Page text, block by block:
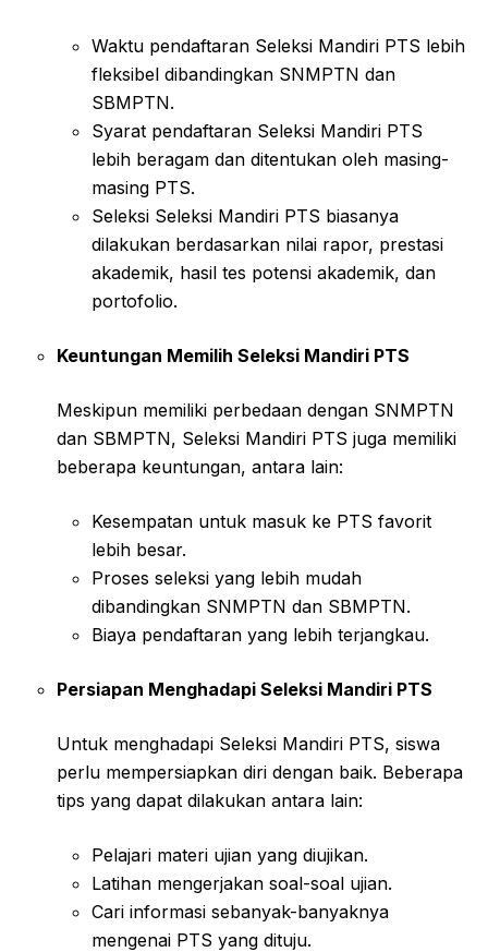
Waktu pendaftaran Seleksi Mandiri PTS lebih
fleksibel dibandingkan SNMPTN dan
SBMPTN.
Syarat pendaftaran Seleksi Mandiri PTS
lebih beragam dan ditentukan oleh masing-
masing PTS.
Seleksi Seleksi Mandiri PTS biasanya
dilakukan berdasarkan nilai rapor, prestasi
akademik, hasil tes potensi akademik, dan
portofolio.
Keuntungan Memilih Seleksi Mandiri PTS
Meskipun memiliki perbedaan dengan SNMPTN
dan SBMPTN, Seleksi Mandiri PTS juga memiliki
beberapa keuntungan, antara lain:
Kesempatan untuk masuk ke PTS favorit
lebih besar.
Proses seleksi yang lebih mudah
dibandingkan SNMPTN dan SBMPTN.
Biaya pendaftaran yang lebih terjangkau.
Persiapan Menghadapi Seleksi Mandiri PTS
Untuk menghadapi Seleksi Mandiri PTS, siswa
perlu mempersiapkan diri dengan baik. Beberapa
tips yang dapat dilakukan antara lain:
Pelajari materi ujian yang diujikan.
Latihan mengerjakan soal-soal ujian.
Cari informasi sebanyak-banyaknya
mengenai PTS yang dituju.